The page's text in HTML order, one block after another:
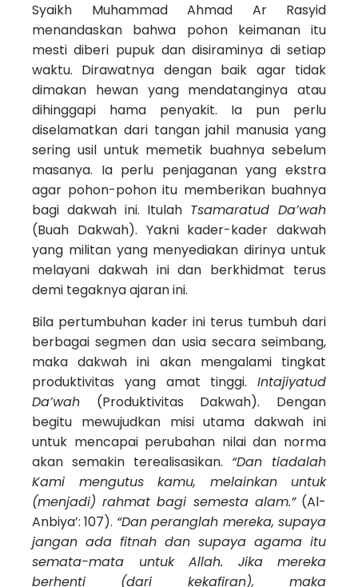
Syaikh Muhammad Ahmad Ar Rasyid
menandaskan bahwa pohon keimanan itu
mesti diberi pupuk dan disiraminya di setiap
waktu. Dirawatnya dengan baik agar tidak
dimakan hewan yang mendatanginya atau
dihinggapi hama penyakit. Ia pun perlu
diselamatkan dari tangan jahil manusia yang
sering usil untuk memetik buahnya sebelum
masanya. Ia perlu penjaganan yang ekstra
agar pohon-pohon itu memberikan buahnya
bagi dakwah ini. Itulah Tsamaratud Da’wah
(Buah Dakwah). Yakni kader-kader dakwah
yang militan yang menyediakan dirinya untuk
melayani dakwah ini dan berkhidmat terus
demi tegaknya ajaran ini.
Bila pertumbuhan kader ini terus tumbuh dari
berbagai segmen dan usia secara seimbang,
maka dakwah ini akan mengalami tingkat
produktivitas yang amat tinggi. Intajiyatud
Da’wah (Produktivitas Dakwah). Dengan
begitu mewujudkan misi utama dakwah ini
untuk mencapai perubahan nilai dan norma
akan semakin terealisasikan. “Dan tiadalah
Kami mengutus kamu, melainkan untuk
(menjadi) rahmat bagi semesta alam.”(Al-
Anbiya’: 107). “Dan peranglah mereka, supaya
jangan ada fitnah dan supaya agama itu
semata-mata untuk Allah. Jika mereka
berhenti (dari kekafiran), maka